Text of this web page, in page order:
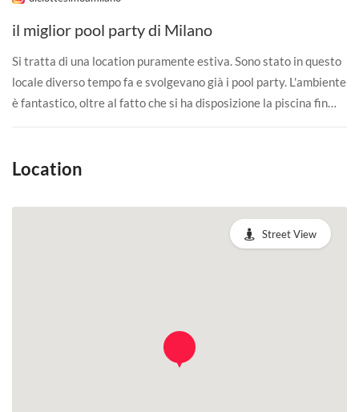
il miglior pool party di Milano
Si tratta di una location puramente estiva. Sono stato in questo
locale diverso tempo fa e svolgevano già i pool party. L'ambiente
è fantastico, oltre al fatto che si ha disposizione la piscina fin
sono divertito un sacco grazie alle attività e giochi alcolici che
Location
Street View